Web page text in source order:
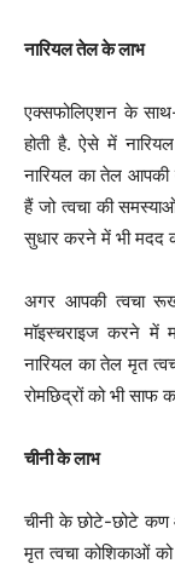
नारियल तेल के लाभ
एक्सफोलिएशन के
होती है. ऐसे में
नारियल का तेल आपकी
हैं जो त्वचा की
सुधार करने में भी मदद
अगर आपकी त्वचा
मॉइस्चराइज करने में
नारियल का तेल मृत
रोमछिद्रों को भी साफ
चीनी के लाभ
चीनी के छोटे-छोटे
मृत त्वचा कोशिकाओं